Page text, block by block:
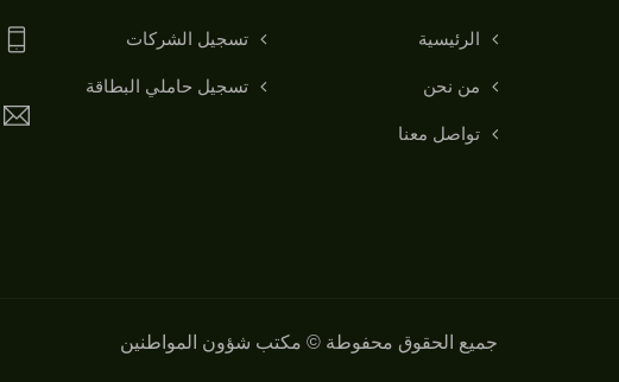
الرئيسية
من نحن
تواصل معنا
تسجيل الشركات
تسجيل حاملي البطاقة
جميع الحقوق محفوطة © مكتب شؤون المواطنين